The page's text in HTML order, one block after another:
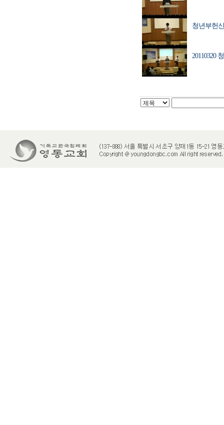
청년부헌
20110320